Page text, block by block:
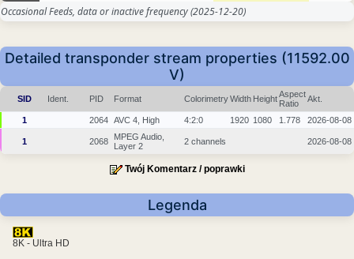
Occasional Feeds, data or inactive frequency(2025-12-20)
Detailed transponder stream properties (11592.00
V)
SID Ident. PID Format ColorimetryWidth HeightAspect
Ratio
Akt.
1 2064 AVC 4, High 4:2:0 1920 1080 1.778 2026-08-08
1 2068
MPEG Audio,
Layer 2
2 channels 2026-08-08
Twój Komentarz / poprawki
Legenda
8K - Ultra HD